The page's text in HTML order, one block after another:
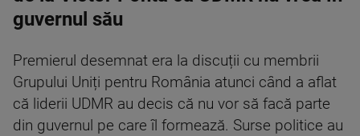
guvernul său
Premierul desemnat era la discuții cu membrii
Grupului Uniți pentru România atunci când a aflat
că liderii UDMR au decis că nu vor să facă parte
din guvernul pe care îl formează. Surse politice au